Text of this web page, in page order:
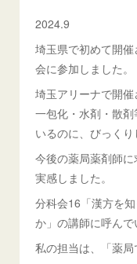
2024.9
埼玉県で初めて開
会に参加しました。
埼玉アリーナで開催
一包化・水剤・散
いるのに、びっくり
今後の薬局薬剤師
実感しました。
分科会16「漢方を
か」の講師に呼んで
私の担当は、「薬局